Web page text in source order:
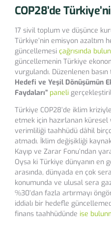
COP28’de
17 sivil toplum ve düşünce
Türkiye’nin emisyon azaltım
güncellemesi çağrısında
güncellemenin Türkiye
vurgulandı. Düzenlenen
Hedefi ve Yeşil Dönüşümün
Faydaları” paneli
Türkiye COP28’de iklim
etmek için hazırlanan
verimliliği taahhüdü dâhil
atmadı. İklim değişikliği
Kayıp ve Zarar Fonu’ndan
Oysa ki Türkiye dünyanın en
arasında, dünyada en çok
konumunda ve ulusal sera
%30’dan fazla artırmayı
iddialı bir hedefle
finans taahhüdünde ise